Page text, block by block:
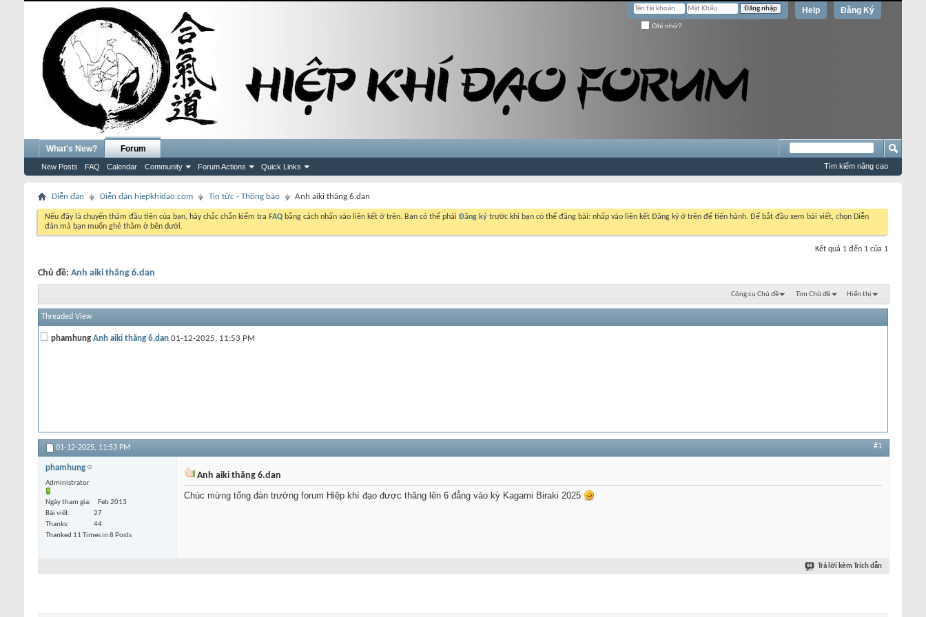
Đăng Ký
Help
Ghi nhớ?
What's New? Forum
New Posts FAQ Calendar Community Forum Actions Quick Links Tìm kiếm nâng cao
Diễn đàn Diễn đàn hiepkhidao.com Tin tức - Thông báo Anh aiki thăng 6.dan
Nếu đây là chuyến thăm đầu tiên của bạn, hãy chắc chắn kiểm tra FAQ bằng cách nhấn vào liên kết ở trên. Bạn có thể phải Đăng ký trước khi bạn có thể đăng bài: nhấp vào liên kết Đăng ký ở trên để tiến hành. Để bắt đầu xem bài viết, chọn Diễn
đàn mà bạn muốn ghé thăm ở bên dưới.
Kết quả 1 đến 1 của 1
Chủ đề: Anh aiki thăng 6.dan
Công cụ Chủ đề Tìm Chủ đề Hiển thị
Threaded View
phamhung Anh aiki thăng 6.dan 01-12-2025, 11:53 PM
01-12-2025, 11:53 PM #1
phamhung
Administrator
Ngày tham gia
Feb 2013
Bài viết
27
Thanks
44
Thanked 11 Times in 8 Posts
Anh aiki thăng 6.dan
Chúc mừng tổng đàn trưởng forum Hiệp khí đạo được thăng lên 6 đẳng vào kỳ Kagami Biraki 2025
Trả lời kèm Trích dẫn